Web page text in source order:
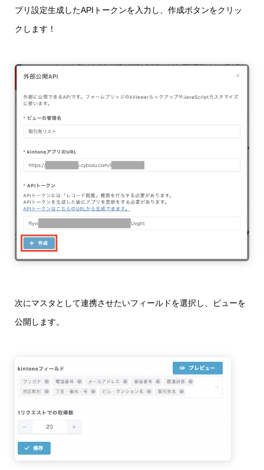
プリ設定生成したAPIトークンを入力し、作成ボタンをクリッ
クします！
次にマスタとして連携させたいフィールドを選択し、ビューを
公開します。